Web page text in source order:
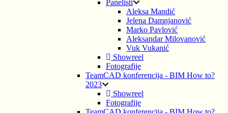
Panelisti
Aleksa Mandić
Jelena Damnjanović
Marko Pavlović
Aleksandar Milovanović
Vuk Vukanić
Showreel
Fotografije
TeamCAD konferencija - BIM How to?
2023
Showreel
Fotografije